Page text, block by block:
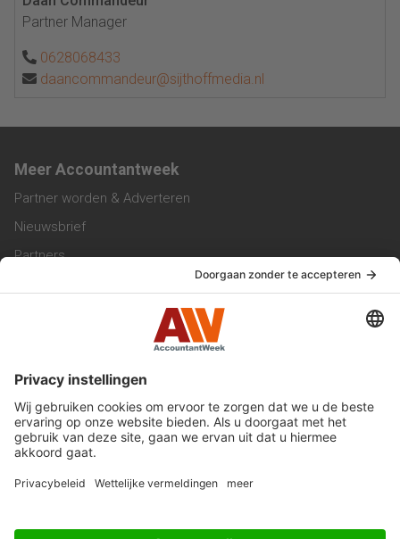
Partner Manager
0628068433
daancommandeur@sijthoffmedia.nl
Meer Accountantweek
Partner worden & Adverteren
Nieuwsbrief
Partners
Werken bij ons
Privacy Statement
Algemene Voorwaarden
Privacyinstellingen